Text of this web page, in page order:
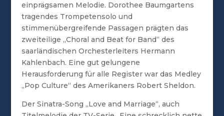
einprägsamen Melodie. Dorothee Baumgartens
tragendes Trompetensolo und
stimmenübergreifende Passagen prägten das
zweiteilige „Choral and Beat for Band“ des
saarländischen Orchesterleiters Hermann
Kahlenbach. Eine gut gelungene
Herausforderung für alle Register war das Medley
„Pop Culture“ des Amerikaners Robert Sheldon.
Der Sinatra-Song „Love and Marriage“, auch